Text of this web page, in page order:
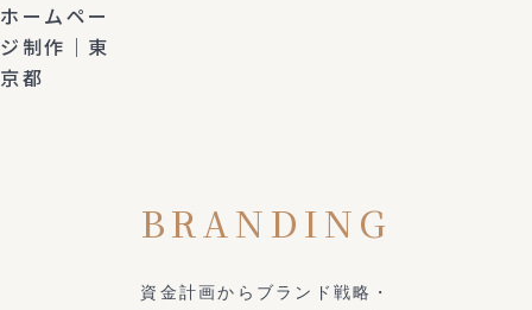
ホームペー
ジ制作｜東
京都
BRANDING
資金計画からブランド戦略・